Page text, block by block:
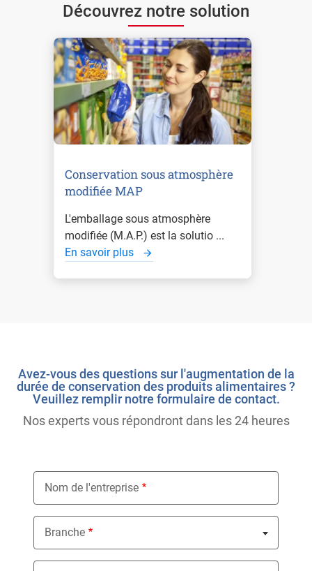
Découvrez notre solution
Conservation sous atmosphère
modifiée MAP
L'emballage sous atmosphère
modifiée (M.A.P.) est la solutio ...
En savoir plus
Avez-vous des questions sur l'augmentation de la
durée de conservation des produits alimentaires ?
Veuillez remplir notre formulaire de contact.
Nos experts vous répondront dans les 24 heures
Nom de l'entreprise
Branche
Nothing selected